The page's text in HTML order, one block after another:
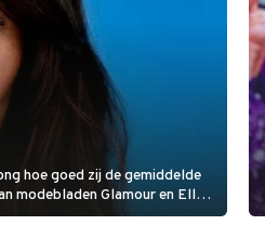
hoe goed zij de gemiddelde
modebladen Glamour en Elle
en Marc-Marie Huijbregts.